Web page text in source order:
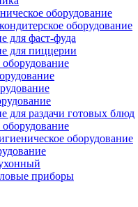
оборудование
оборудование
для фаст-фуда
для пиццерии
для раздачи готовых блюд
оборудование
приборы